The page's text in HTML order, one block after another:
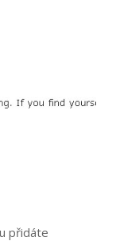
přidáte